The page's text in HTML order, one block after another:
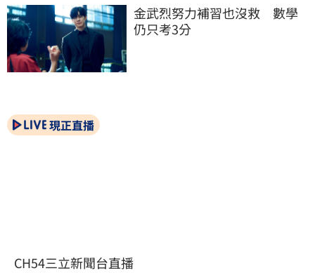
金武烈努力補習也沒救　數學
仍只考3分
現正直播
CH54三立新聞台直播